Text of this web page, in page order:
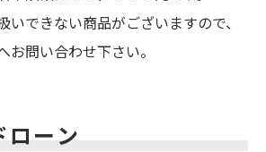
できない商品がございますので、
お問い合わせ下さい。
ーン